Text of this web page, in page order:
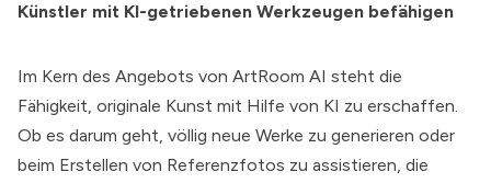
Künstler mit KI-getriebenen Werkzeugen befähigen
Im Kern des Angebots von ArtRoom AI steht die
Fähigkeit, originale Kunst mit Hilfe von KI zu erschaffen.
Ob es darum geht, völlig neue Werke zu generieren oder
beim Erstellen von Referenzfotos zu assistieren, die